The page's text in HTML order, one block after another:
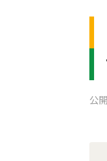
公